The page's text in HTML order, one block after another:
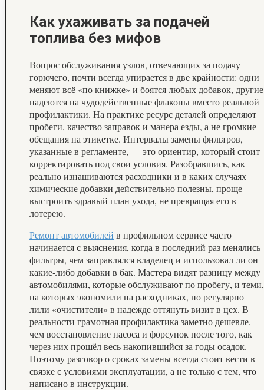
Как ухаживать за подачей
топлива без мифов
Вопрос обслуживания узлов, отвечающих за подачу
горючего, почти всегда упирается в две крайности: одни
меняют всё «по книжке» и боятся любых добавок, другие
надеются на чудодейственные флаконы вместо реальной
профилактики. На практике ресурс деталей определяют
пробеги, качество заправок и манера езды, а не громкие
обещания на этикетке. Интервалы замены фильтров,
указанные в регламенте, — это ориентир, который стоит
корректировать под свои условия. Разобравшись, как
реально изнашиваются расходники и в каких случаях
химические добавки действительно полезны, проще
выстроить здравый план ухода, не превращая его в
лотерею.
Ремонт автомобилей в профильном сервисе часто
начинается с выяснения, когда в последний раз менялись
фильтры, чем заправлялся владелец и использовал ли он
какие‑либо добавки в бак. Мастера видят разницу между
автомобилями, которые обслуживают по пробегу, и теми,
на которых экономили на расходниках, но регулярно
лили «очистители» в надежде оттянуть визит в цех. В
реальности грамотная профилактика заметно дешевле,
чем восстановление насоса и форсунок после того, как
через них прошёл весь накопившийся за годы осадок.
Поэтому разговор о сроках замены всегда стоит вести в
связке с условиями эксплуатации, а не только с тем, что
написано в инструкции.